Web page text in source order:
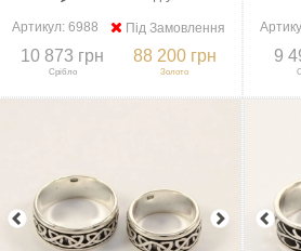
Артикул:6988 Під Замовлення
10 873 грн
Срібло
88 200 грн
Золото
9